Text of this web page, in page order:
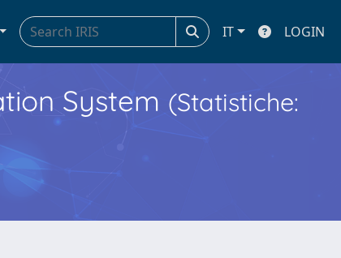
IT LOGIN
System (Statistiche: